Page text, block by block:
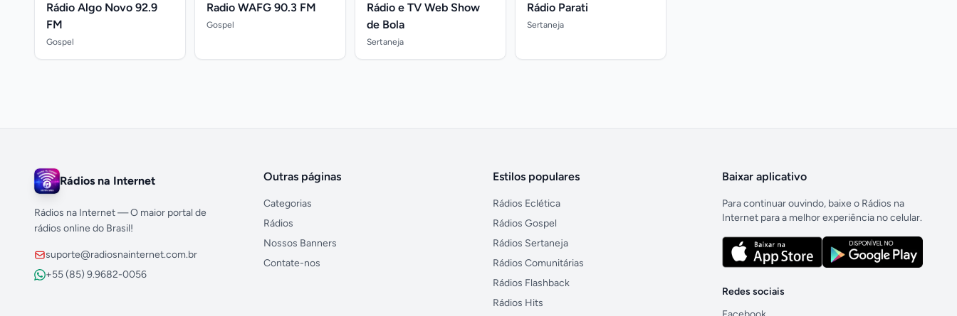
Rádio Algo Novo 92.9
FM
Gospel
Radio WAFG 90.3 FM
Gospel
Rádio e TV Web Show
de Bola
Sertaneja
Rádio Parati
Sertaneja
Rádios na Internet
Rádios na Internet — O maior portal de
rádios online do Brasil!
suporte@radiosnainternet.com.br
+55 (85) 9.9682-0056
Outras páginas
Categorias
Rádios
Nossos Banners
Contate-nos
Estilos populares
Rádios Eclética
Rádios Gospel
Rádios Sertaneja
Rádios Comunitárias
Rádios Flashback
Rádios Hits
Baixar aplicativo
Para continuar ouvindo, baixe o Rádios na
Internet para a melhor experiência no celular.
Redes sociais